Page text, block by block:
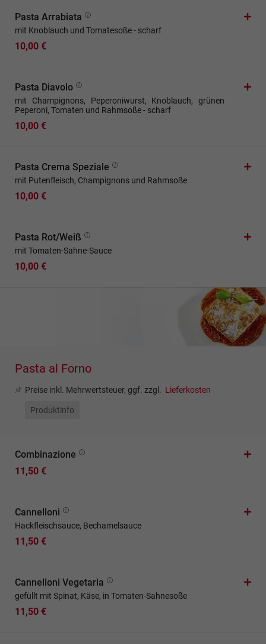
Pasta Arrabiata
mit Knoblauch und Tomatesoße - scharf
10,00 €
Pasta Diavolo
mit Champignons, Peperoniwurst, Knoblauch, grünen
Peperoni, Tomaten und Rahmsoße - scharf
10,00 €
Pasta Crema Speziale
mit Putenfleisch, Champignons und Rahmsoße
10,00 €
Pasta Rot/Weiß
mit Tomaten-Sahne-Sauce
10,00 €
Pasta al Forno
Preise inkl. Mehrwertsteuer, ggf. zzgl. Lieferkosten
Produktinfo
Combinazione
11,50 €
Cannelloni
Hackfleischsauce, Bechamelsauce
11,50 €
Cannelloni Vegetaria
gefüllt mit Spinat, Käse, in Tomaten-Sahnesoße
11,50 €